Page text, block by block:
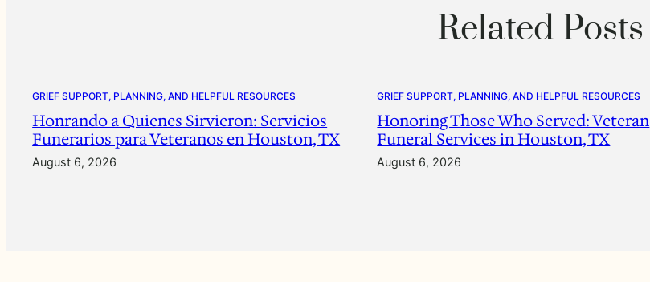
Related Posts
GRIEF SUPPORT, PLANNING, AND HELPFUL RESOURCES
Honrando a Quienes Sirvieron: Servicios
Funerarios para Veteranos en Houston, TX
August 6, 2026
GRIEF SUPPORT, PLANNING, AND HELPFUL RESOURCES
Honoring Those Who Served: Veteran
Funeral Services in Houston, TX
August 6, 2026